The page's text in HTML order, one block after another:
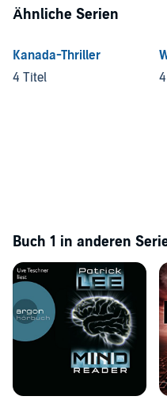
Ähnliche Serien
Kanada-Thriller
4 Titel
Buch 1 in anderen